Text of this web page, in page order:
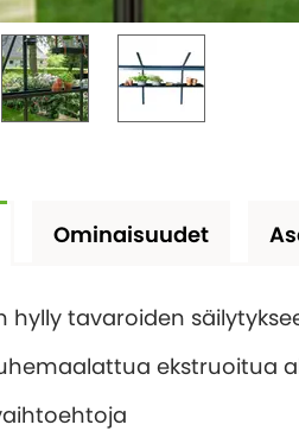
Ominaisuudet
hylly tavaroiden
ekstruoitua